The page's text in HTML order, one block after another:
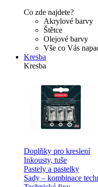
Co zde najdete?
Akrylové barvy
Štětce
Olejové barvy
Vše co Vás
Kresba
Kresba
Doplňky pro kreslení
Inkousty, tuše
Pastely a pastelky
Sady – kombinace